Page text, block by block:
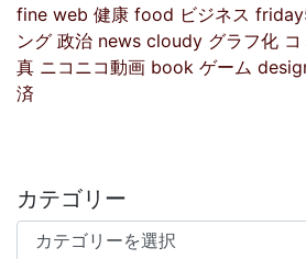
fine web 健康 food ビジネス
ング 政治 news cloudy グラフ化
真 ニコニコ動画 book ゲーム
済
カテゴリー
カテゴリー